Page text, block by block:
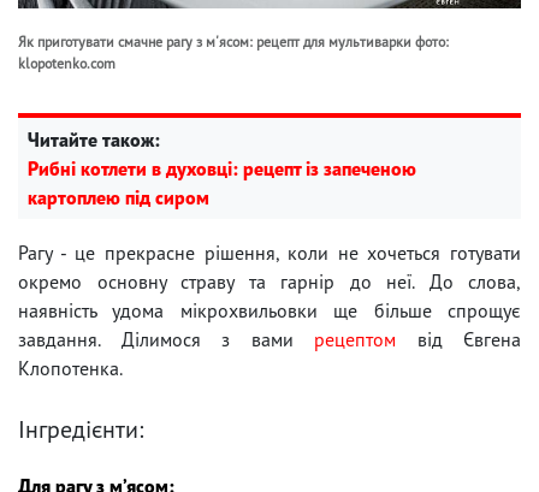
Як приготувати смачне рагу з м'ясом: рецепт для мультиварки фото:
klopotenko.com
Читайте також:
Рибні котлети в духовці: рецепт із запеченою
картоплею під сиром
Рагу - це прекрасне рішення, коли не хочеться готувати
окремо основну страву та гарнір до неї. До слова,
наявність удома мікрохвильовки ще більше спрощує
завдання. Ділимося з вами рецептом від Євгена
Клопотенка.
Інгредієнти:
Для рагу з м’ясом: